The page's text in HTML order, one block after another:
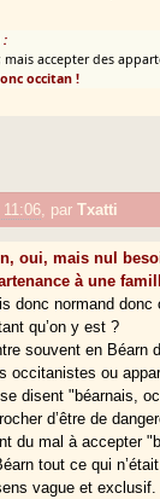
:
accepter des
occitan !
11:06 parTxatti
oui, mais nul
à une
donc normand donc
qu’on y est ?
souvent en Béarn
occitanistes ou
disent "béarnais,
d’être de
du mal à accepter
tout ce qui
vague et exclusif.